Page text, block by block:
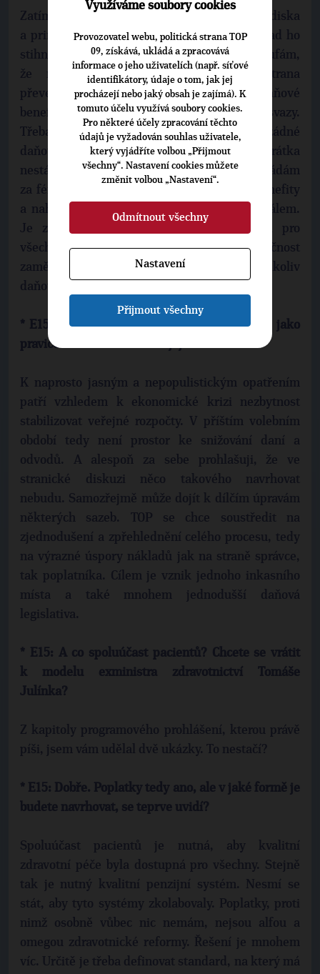
Zatím jsme zveřejnili svoje programová východiska
a principy, na programu ještě pracujeme. Snad ho
stihneme dokončit spolu s kandidátkami. Doufám,
že rovné pracovní příležitosti nová strana
převezme. V řadě odvětví jsou různé daňové
benefity podle toho, jak měly silné odborové svazy.
Třeba kunsthistorici či vrátní v muzeích žádné
daňové výhody nemají, protože tito lidé zkrátka
nestávkují, a nikdo se jich proto nebojí. Pokládám
za férové zrušit všechny parciální daňové benefity
a nahradit je jedním zaměstnaneckým paušálem.
Je zajímavé, že odboráři, kteří by chtěli pro
všechny stejné podmínky, jsou proti. Náročnost
zaměstnání má být odměňována mzdou, nikoliv
daňovými úlevami.
* E15: Jak to bude s daněmi obecně? Budete jako
pravicová strana navrhovat jejich snížení?
K naprosto jasným a nepopulistickým opatřením
patří vzhledem k ekonomické krizi nezbytnost
stabilizovat veřejné rozpočty. V příštím volebním
období tedy není prostor ke snižování daní a
odvodů. A alespoň za sebe prohlašuji, že ve
stranické diskuzi něco takového navrhovat
nebudu. Samozřejmě může dojít k dílčím úpravám
některých sazeb. TOP se chce soustředit na
zjednodušení a zpřehlednění celého procesu, tedy
na výrazné úspory nákladů jak na straně správce,
tak poplatníka. Cílem je vznik jednoho inkasního
místa a také mnohem jednodušší daňová
legislativa.
* E15: A co spoluúčast pacientů? Chcete se vrátit
k modelu exministra zdravotnictví Tomáše
Julínka?
Z kapitoly programového prohlášení, kterou právě
píši, jsem vám udělal dvě ukázky. To nestačí?
* E15: Dobře. Poplatky tedy ano, ale v jaké formě je
budete navrhovat, se teprve uvidí?
Spoluúčast pacientů je nutná, aby kvalitní
zdravotní péče byla dostupná pro všechny. Stejně
tak je nutný kvalitní penzijní systém. Nesmí se
stát, aby tyto systémy zkolabovaly. Poplatky, proti
nimž osobně vůbec nic nemám, nejsou alfou a
omegou zdravotnické reformy. Řešení je mnohem
víc. Určitě je třeba definovat standard, na který má
Využíváme soubory cookies
Provozovatel webu, politická strana TOP
09, získává, ukládá a zpracovává
informace o jeho uživatelích (např. síťové
identifikátory, údaje o tom, jak jej
procházejí nebo jaký obsah je zajímá). K
tomuto účelu využívá soubory cookies.
Pro některé účely zpracování těchto
údajů je vyžadován souhlas uživatele,
který vyjádříte volbou „Přijmout
všechny“. Nastavení cookies můžete
změnit volbou „Nastavení“.
Odmítnout všechny
Nastavení
Přijmout všechny